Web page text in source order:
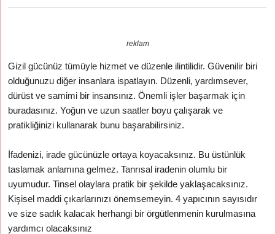
reklam
Gizil gücünüz tümüyle hizmet ve düzenle ilintilidir. Güvenilir biri
olduğunuzu diğer insanlara ispatlayın. Düzenli, yardımsever,
dürüst ve samimi bir insansınız. Önemli işler başarmak için
buradasınız. Yoğun ve uzun saatler boyu çalışarak ve
pratikliğinizi kullanarak bunu başarabilirsiniz.
İfadenizi, irade gücünüzle ortaya koyacaksınız. Bu üstünlük
taslamak anlamına gelmez. Tanrısal iradenin olumlu bir
uyumudur. Tinsel olaylara pratik bir şekilde yaklaşacaksınız.
Kişisel maddi çıkarlarınızı önemsemeyin. 4 yapıcının sayısıdır
ve size sadık kalacak herhangi bir örgütlenmenin kurulmasına
yardımcı olacaksınız